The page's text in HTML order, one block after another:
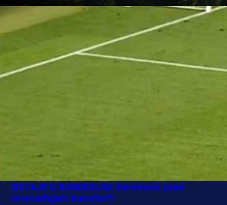
Reprezentativac BiH tragičar u finalu Kupa
Njemačke!
4 godina 2 mjesec
OSTAJE U BUNDESLIGI: Demirović pravi
iznenađujući transfer?!